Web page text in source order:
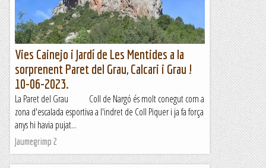
Vies Cainejo i Jardí de Les Mentides a la
sorprenent Paret del Grau, Calcari i Grau !
10-06-2023.
La Paret del Grau Coll de Nargó és molt conegut com a
zona d'escalada esportiva a l'indret de Coll Piquer i ja fa força
anys hi havia pujat...
Jaumegrimp 2